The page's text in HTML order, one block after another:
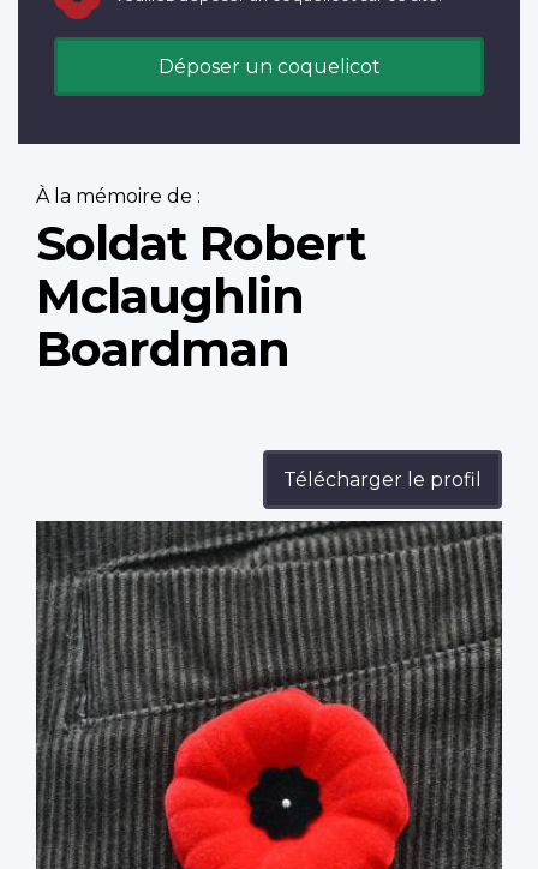
Déposer un coquelicot
À la mémoire de :
Soldat Robert
Mclaughlin
Boardman
Télécharger le profil
Profile
image